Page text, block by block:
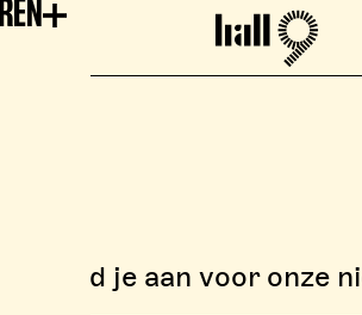
Hall9
Meld je aan voor onze